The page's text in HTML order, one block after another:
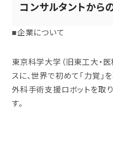
コンサルタントから
■企業について
東京科学大学（旧東工大・
スに、世界で初めて「力覚」
外科手術支援ロボットを取
す。